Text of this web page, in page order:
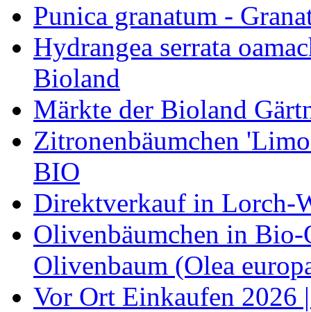
Punica granatum -
Hydrangea serrata
Bioland
Märkte der Bioland
Zitronenbäumchen
BIO
Direktverkauf in Lorch-
Olivenbäumchen in Bio-
Olivenbaum (Olea
Vor Ort Einkaufen 2026